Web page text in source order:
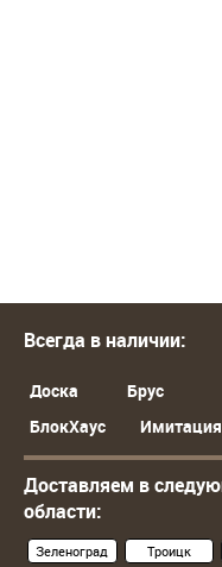
Всегда в наличии:
Доска Брус
БлокХаус
Доставляем в
области:
Зеленоград Троицк